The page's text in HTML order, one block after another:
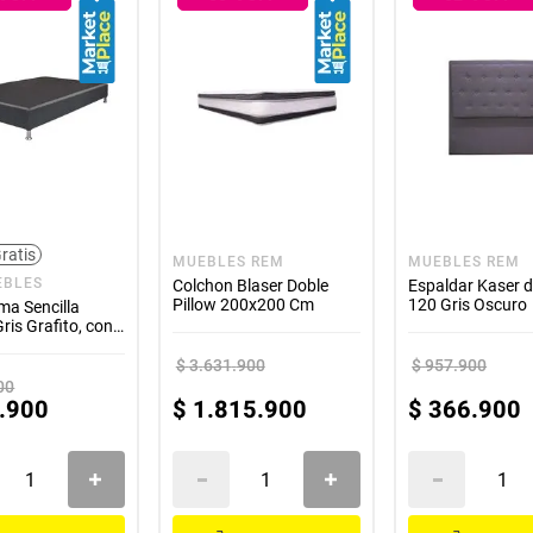
Usar una base o cama adecuada
Rotar el colchón regularmente
Utilizar un protector de colchón para mantener su higiene
120 cm, disfrutarás de un descanso ortopédico de calidad, adaptado
colombiano confiable. ¡Haz de tu cama el lugar perfecto para
Sencilla
Grafito, con
.900
MUEBLES REM
Colchon Blaser Doble
Pillow 200x200 Cm
$3.631.900
$ 1.815.900
MUEBLES REM
Espaldar Kaser
120 Gris Oscuro
$957.900
$ 366.900